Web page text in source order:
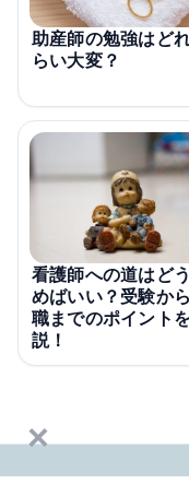
助産師の勉強はど
らい大変？
看護師への道はど
めばいい？受験か
職までのポイント
説！
×